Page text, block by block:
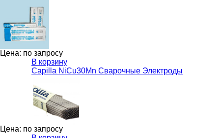
Цена: по запросу
В корзину
Capilla NiCu30Mn Сварочные Электроды
Цена: по запросу